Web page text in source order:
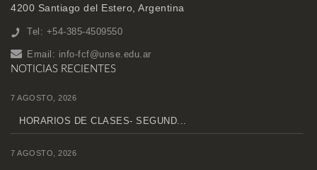
4200 Santiago del Estero, Argentina
Tel: +54-385-4509550
Email: info-fcf@unse.edu.ar
NOTICIAS RECIENTES
7 AGOSTO, 2026
HORARIOS DE CLASES- SEGUND...
7 AGOSTO, 2026